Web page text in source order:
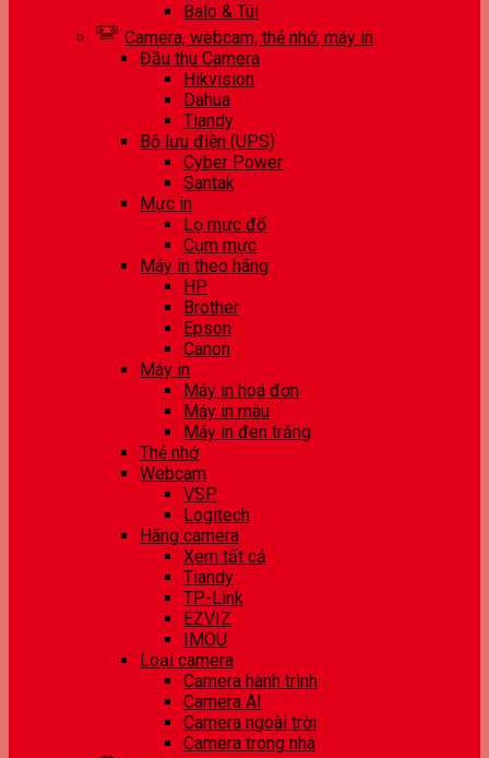
Balo & Túi
Camera, webcam, thẻ nhớ, máy in
Đầu thu Camera
Hikvision
Dahua
Tiandy
Bộ lưu điện (UPS)
Cyber Power
Santak
Mực in
Lọ mực đổ
Cụm mực
Máy in theo hãng
HP
Brother
Epson
Canon
Máy in
Máy in hoá đơn
Máy in màu
Máy in đen trắng
Thẻ nhớ
Webcam
VSP
Logitech
Hãng camera
Xem tất cả
Tiandy
TP-Link
EZVIZ
IMOU
Loại camera
Camera hành trình
Camera AI
Camera ngoài trời
Camera trong nhà